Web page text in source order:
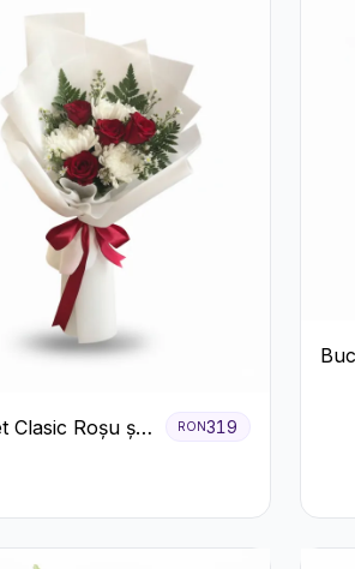
Clasic Roșu și
RON319